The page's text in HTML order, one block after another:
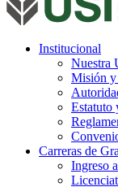
Institucional
Nuestra
Misión y
Estatuto
Carreras de
Ingreso